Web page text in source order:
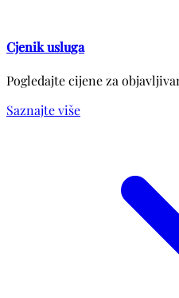
Cjenik usluga
Pogledajte cijene za
Saznajte više